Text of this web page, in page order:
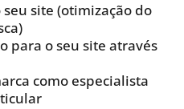
seu site (otimização do
para o seu site através
como especialista